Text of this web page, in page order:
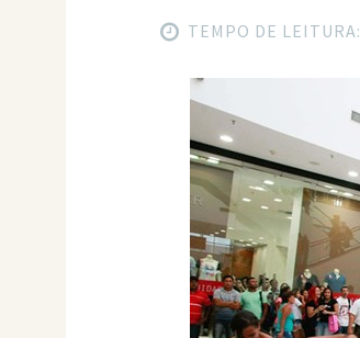
TEMPO DE LEITURA: